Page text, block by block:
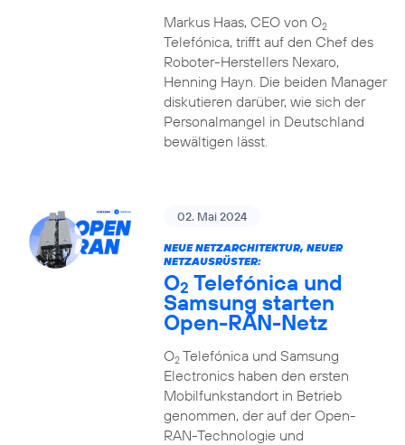
Markus Haas, CEO von O2
Telefónica, trifft auf den Chef des
Roboter-Herstellers Nexaro,
Henning Hayn. Die beiden Manager
diskutieren darüber, wie sich der
Personalmangel in Deutschland
bewältigen lässt.
02. Mai 2024
NEUE NETZARCHITEKTUR, NEUER
NETZAUSRÜSTER:
O2 Telefónica und
Samsung starten
Open-RAN-Netz
O2Telefónica und Samsung
Electronics haben den ersten
Mobilfunkstandort in Betrieb
genommen, der auf der Open-
RAN-Technologie und